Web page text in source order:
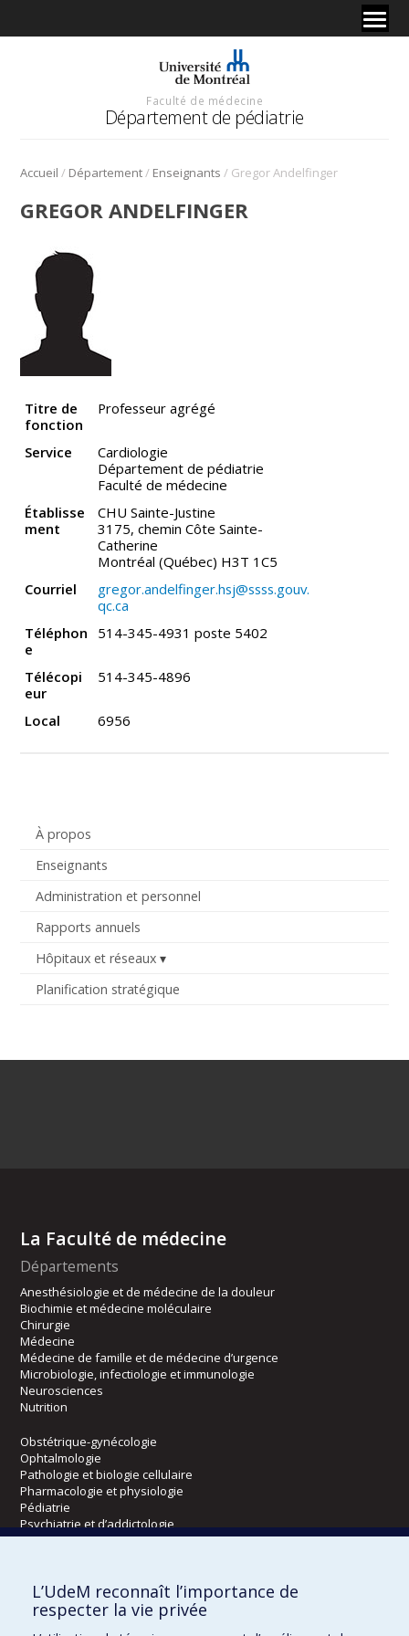
Faculté de médecine
Département de pédiatrie
Accueil / Département/ Enseignants / Gregor Andelfinger
À propos
Enseignants
Administration et personnel
Rapports annuels
Hôpitaux et réseaux
Planification stratégique
GREGOR ANDELFINGER
Titre de
fonction
Professeur agrégé
Service
Cardiologie
Département de pédiatrie
Faculté de médecine
Établisse
ment
CHU Sainte-Justine
3175, chemin Côte Sainte-
Catherine
Montréal (Québec) H3T 1C5
Courriel
gregor.andelfinger.hsj@ssss.gouv.
qc.ca
Téléphon
e
514-345-4931 poste 5402
Télécopi
eur
514-345-4896
Local 6956
La Faculté de médecine
Départements
Anesthésiologie et de médecine de la douleur
Biochimie et médecine moléculaire
Chirurgie
Médecine
Médecine de famille et de médecine d’urgence
Microbiologie, infectiologie et immunologie
Neurosciences
Nutrition
Obstétrique-gynécologie
Ophtalmologie
Pathologie et biologie cellulaire
Pharmacologie et physiologie
Pédiatrie
Psychiatrie et d’addictologie
Radiologie, radio-oncologie et médecine nucléaire
Écoles
L’UdeM reconnaît l’importance de
respecter la vie privée